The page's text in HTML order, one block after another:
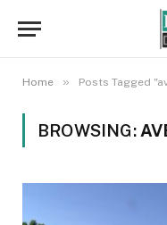
Home » Posts Tagged
BROWSING: